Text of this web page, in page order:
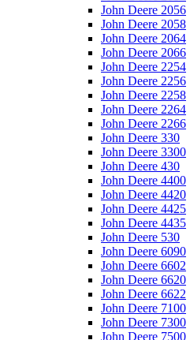
John Deere 2056
John Deere 2058
John Deere 2064
John Deere 2066
John Deere 2254
John Deere 2256
John Deere 2258
John Deere 2264
John Deere 2266
John Deere 330
John Deere 3300
John Deere 430
John Deere 4400
John Deere 4420
John Deere 4425
John Deere 4435
John Deere 530
John Deere 6090
John Deere 6602
John Deere 6620
John Deere 6622
John Deere 7100
John Deere 7300
John Deere 7500